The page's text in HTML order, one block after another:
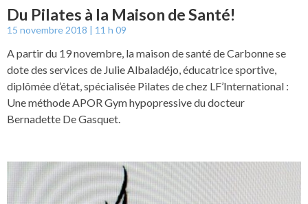
Du Pilates à la Maison de Santé!
15 novembre 2018 11 h 09
A partir du 19 novembre, la maison de santé de Carbonne se
dote des services de Julie Albaladéjo, éducatrice sportive,
diplômée d’état, spécialisée Pilates de chez LF’International :
Une méthode APOR Gym hypopressive du docteur
Bernadette De Gasquet.